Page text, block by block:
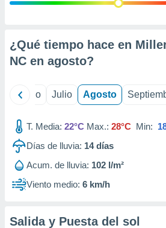
e
mediante
de
1199
¿Qué tiempo hace en
NC en agosto?
Junio Julio Agosto
T. Media: 22°C Max.: 28°C Min:
Días de lluvia: 14días
Acum. de lluvia: 102 l/m²
Viento medio: 6 km/h
Salida y Puesta del sol